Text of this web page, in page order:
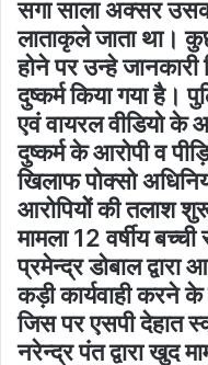
सगा साला अक्सर
लाताकृले जाता था।
होने पर उन्हे
दुष्कर्म किया गया है।
एवं वायरल वीडियो के
दुष्कर्म के आरोपी व
खिलाफ पोक्सो
आरोपियोें की तलाश
मामला 12 वर्षीय
प्रमेन्द्र डोबाल
कड़ी कार्यवाही करने के
जिस पर एसपी देहात
नरेन्द्र पंत द्वारा खुद